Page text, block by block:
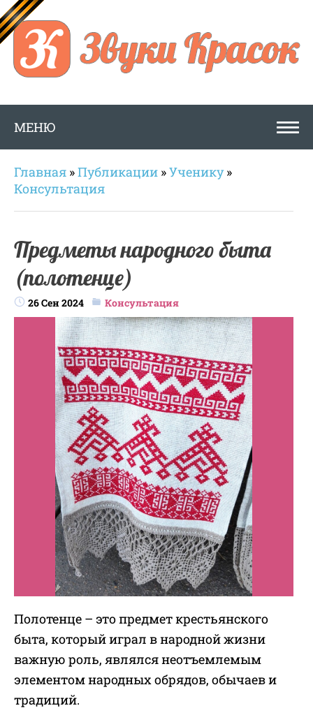
МЕНЮ
Главная »Публикации »Ученику»
Консультация
Предметы народного быта
(полотенце)
26 Сен 2024 Консультация
Полотенце – это предмет крестьянского
быта, который играл в народной жизни
важную роль, являлся неотъемлемым
элементом народных обрядов, обычаев и
традиций.